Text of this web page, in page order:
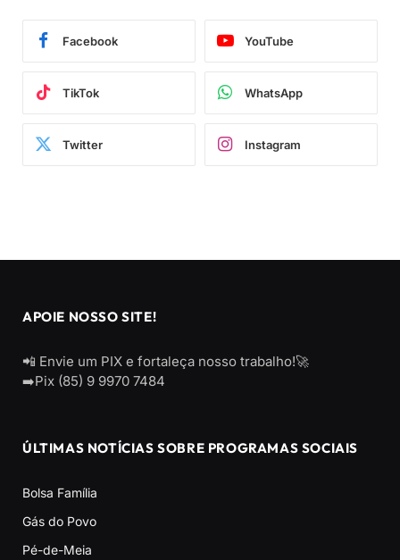
Facebook YouTube
TikTok WhatsApp
Twitter Instagram
APOIE NOSSO SITE!
📲 Envie um PIX e fortaleça nosso trabalho!🚀
➡️Pix (85) 9 9970 7484
ÚLTIMAS NOTÍCIAS SOBRE PROGRAMAS SOCIAIS
Bolsa Família
Gás do Povo
Pé-de-Meia